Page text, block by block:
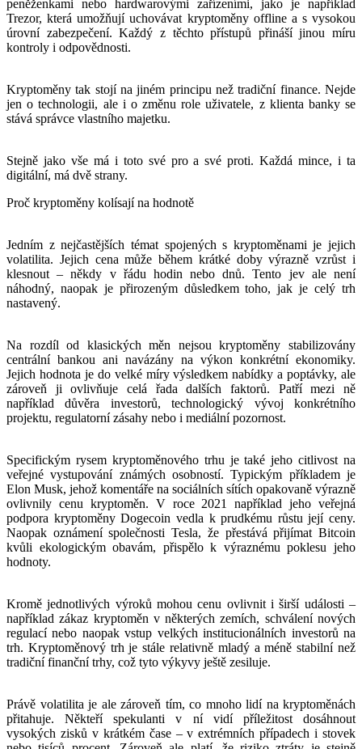
peněženkami nebo hardwarovými zařízeními, jako je například
Trezor, která umožňují uchovávat kryptoměny offline a s vysokou
úrovní zabezpečení. Každý z těchto přístupů přináší jinou míru
kontroly i odpovědnosti.
Kryptoměny tak stojí na jiném principu než tradiční finance. Nejde
jen o technologii, ale i o změnu role uživatele, z klienta banky se
stává správce vlastního majetku.
Stejně jako vše má i toto své pro a své proti. Každá mince, i ta
digitální, má dvě strany.
Proč kryptoměny kolísají na hodnotě
Jedním z nejčastějších témat spojených s kryptoměnami je jejich
volatilita. Jejich cena může během krátké doby výrazně vzrůst i
klesnout – někdy v řádu hodin nebo dnů. Tento jev ale není
náhodný, naopak je přirozeným důsledkem toho, jak je celý trh
nastavený.
Na rozdíl od klasických měn nejsou kryptoměny stabilizovány
centrální bankou ani navázány na výkon konkrétní ekonomiky.
Jejich hodnota je do velké míry výsledkem nabídky a poptávky, ale
zároveň ji ovlivňuje celá řada dalších faktorů. Patří mezi ně
například důvěra investorů, technologický vývoj konkrétního
projektu, regulatorní zásahy nebo i mediální pozornost.
Specifickým rysem kryptoměnového trhu je také jeho citlivost na
veřejné vystupování známých osobností. Typickým příkladem je
Elon Musk, jehož komentáře na sociálních sítích opakovaně výrazně
ovlivnily cenu kryptoměn. V roce 2021 například jeho veřejná
podpora kryptoměny Dogecoin vedla k prudkému růstu její ceny.
Naopak oznámení společnosti Tesla, že přestává přijímat Bitcoin
kvůli ekologickým obavám, přispělo k výraznému poklesu jeho
hodnoty.
Kromě jednotlivých výroků mohou cenu ovlivnit i širší události –
například zákaz kryptoměn v některých zemích, schválení nových
regulací nebo naopak vstup velkých institucionálních investorů na
trh. Kryptoměnový trh je stále relativně mladý a méně stabilní než
tradiční finanční trhy, což tyto výkyvy ještě zesiluje.
Právě volatilita je ale zároveň tím, co mnoho lidí na kryptoměnách
přitahuje. Někteří spekulanti v ní vidí příležitost dosáhnout
vysokých zisků v krátkém čase – v extrémních případech i stovek